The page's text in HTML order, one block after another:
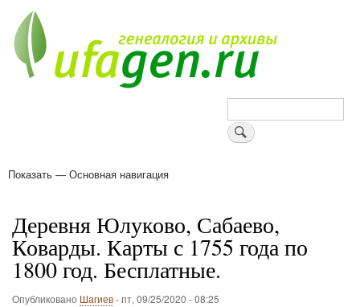
основному
содержанию
Поиск
Основная
Показать — Основная навигация
Деревня Юлуково, Сабаево,
Коварды. Карты с 1755 года по
1800 год. Бесплатные.
Опубликовано Шагиев-пт, 09/25/2020 - 08:25